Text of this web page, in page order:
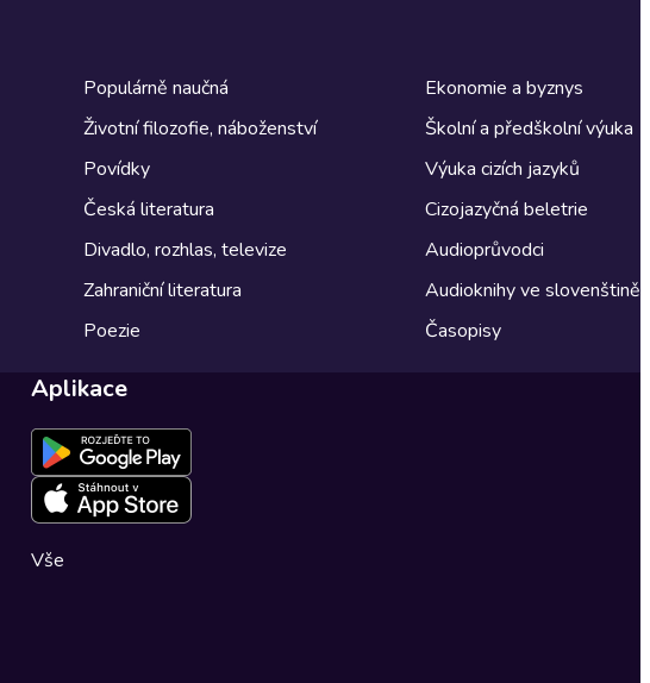
Populárně naučná
Životní filozofie, náboženství
Povídky
Česká literatura
Divadlo, rozhlas, televize
Zahraniční literatura
Poezie
Ekonomie a byznys
Školní a předškolní výuka
Výuka cizích jazyků
Cizojazyčná beletrie
Audioprůvodci
Audioknihy ve slovenštině
Časopisy
Aplikace
Vše